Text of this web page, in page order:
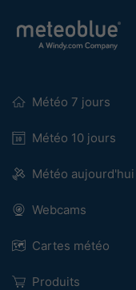
Météo 7 jours
Météo 10 jours
Météo aujourd'hui
Webcams
Cartes météo
Produits